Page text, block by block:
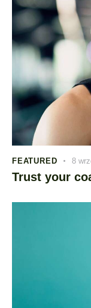
FEATURED 8
Trust your